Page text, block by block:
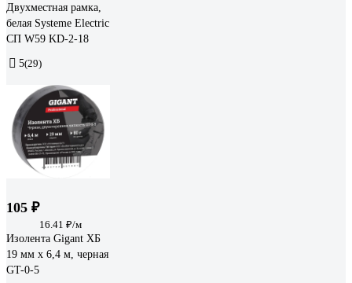
Двухместная рамка,
белая Systeme Electric
СП W59 KD-2-18
5(29)
105 ₽
16.41 ₽/м
Изолента Gigant ХБ
19 мм х 6,4 м, черная
GT-0-5